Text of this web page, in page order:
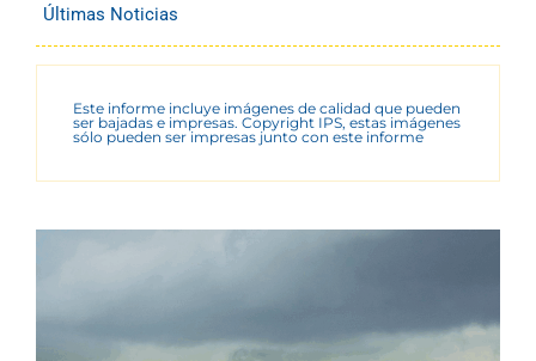
Últimas Noticias
Este informe incluye imágenes de calidad que pueden
ser bajadas e impresas. Copyright IPS, estas imágenes
sólo pueden ser impresas junto con este informe